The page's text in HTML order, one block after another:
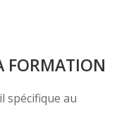
FORMATION
spécifique au